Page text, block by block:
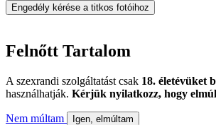
Engedély kérése a titkos fotóihoz
Felnőtt Tartalom
A szexrandi szolgáltatást csak 18. életévüket
használhatják. Kérjük nyilatkozz, hogy
Nem múltam Igen, elmúltam